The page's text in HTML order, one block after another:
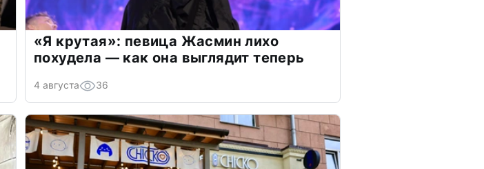
«Я крутая»: певица Жасмин лихо
похудела — как она выглядит теперь
4 августа 36